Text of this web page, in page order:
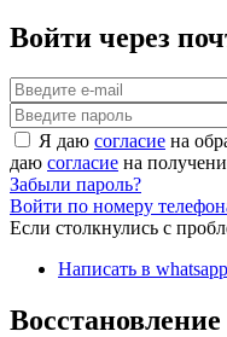
Войти через
Я даю согласие на
даю согласие на
Забыли пароль?
Войти по номеру
Если столкнулись с
Написать в whatsapp